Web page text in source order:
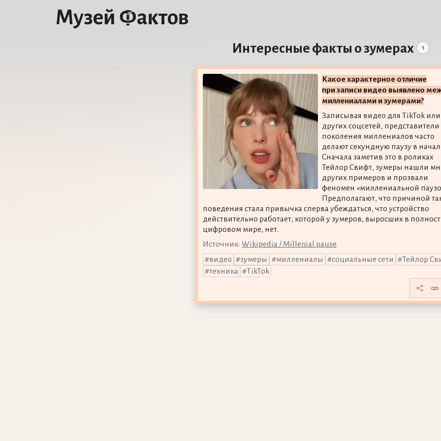
Интересные факты о зумерах 1
Какое характерное отличие
при записи видео выявлено
миллениалами и зумерами?
Записывая видео для TikTok или
других соцсетей, представители
поколения миллениалов часто
делают секундную паузу в
Сначала заметив это в роликах
Тейлор Свифт, зумеры нашли
других примеров и прозвали
феномен «миллениальной
Предполагают, что причиной
поведения стала привычка сперва убеждаться, что устройство
действительно работает, которой у зумеров, выросших в
цифровом мире, нет.
Источник: Wikipedia / Millenial pause
видео
зумеры миллениалы социальные сети
Тейлор
техника
TikTok